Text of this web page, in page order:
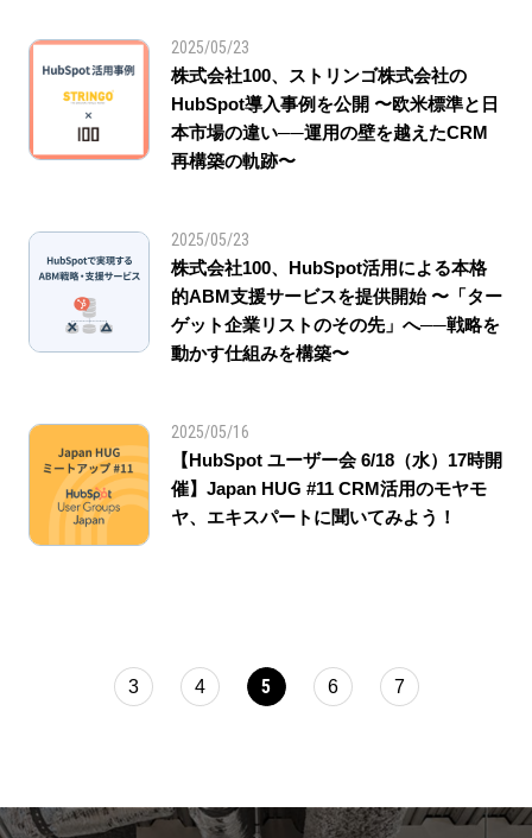
2025/05/23
株式会社100、ストリンゴ株式会社の
HubSpot導入事例を公開 〜欧米標準と日
本市場の違い──運用の壁を越えたCRM
再構築の軌跡〜
2025/05/23
株式会社100、HubSpot活用による本格
的ABM支援サービスを提供開始 〜「ター
ゲット企業リストのその先」へ──戦略を
動かす仕組みを構築〜
2025/05/16
【HubSpot ユーザー会 6/18（水）17時開
催】Japan HUG #11 CRM活用のモヤモ
ヤ、エキスパートに聞いてみよう！
3 4 5 6 7